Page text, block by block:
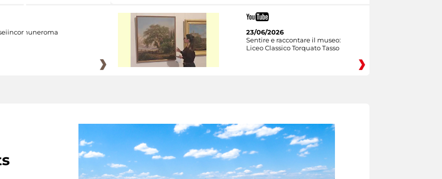
23/06/2026
Sentire e raccontare il museo:
Liceo Classico Torquato Tasso